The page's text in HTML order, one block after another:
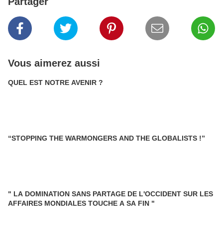
Vous aimerez aussi
QUEL EST NOTRE AVENIR ?
“STOPPING THE WARMONGERS AND THE GLOBALISTS !”
" LA DOMINATION SANS PARTAGE DE L'OCCIDENT SUR LES
AFFAIRES MONDIALES TOUCHE A SA FIN "